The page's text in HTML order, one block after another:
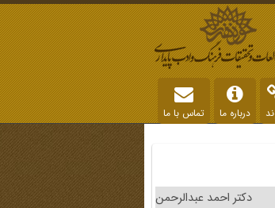
درباره ما تماس با ما
دکتر احمد عبدالرحمن